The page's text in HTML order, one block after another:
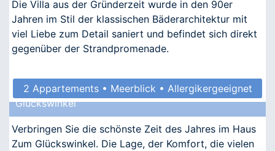
Die Villa aus der Gründerzeit wurde in den 90er
Jahren im Stil der klassischen Bäderarchitektur mit
viel Liebe zum Detail saniert und befindet sich direkt
gegenüber der Strandpromenade.
2 Appartements • Meerblick • Allergikergeeignet
Glückswinkel
Verbringen Sie die schönste Zeit des Jahres im Haus
Zum Glückswinkel. Die Lage, der Komfort, die vielen